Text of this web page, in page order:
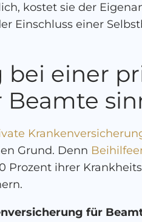
kostet sie der
Einschluss einer
bei einer
Grund. Denn
Prozent ihrer
für